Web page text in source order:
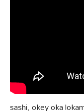
sashi, okey oka